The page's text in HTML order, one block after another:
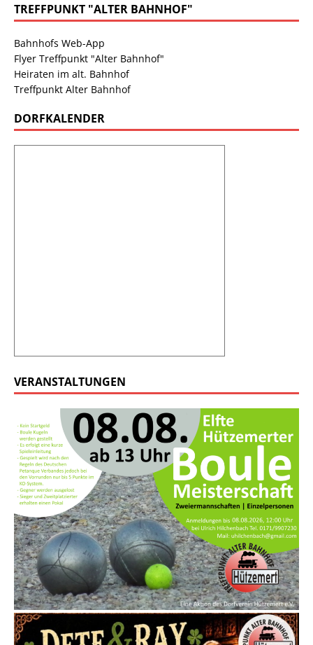
TREFFPUNKT "ALTER BAHNHOF"
Bahnhofs Web-App
Flyer Treffpunkt "Alter Bahnhof"
Heiraten im alt. Bahnhof
Treffpunkt Alter Bahnhof
DORFKALENDER
VERANSTALTUNGEN